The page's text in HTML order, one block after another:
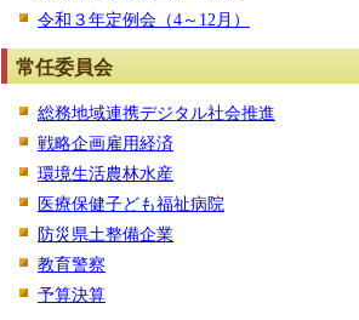
令和３年定例会（4～12月）
常任委員会
総務地域連携デジタル社会推進
戦略企画雇用経済
環境生活農林水産
医療保健子ども福祉病院
防災県土整備企業
教育警察
予算決算